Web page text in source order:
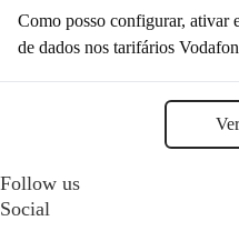
Como posso configurar, ativar
de dados nos tarifários
Follow us
Social